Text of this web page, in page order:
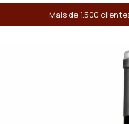
Mais de 1.500